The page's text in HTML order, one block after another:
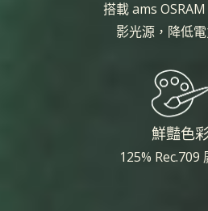
搭載 ams
影光源，降低
鮮豔色
125% Rec.709